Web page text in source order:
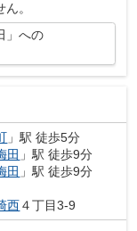
。
」への
」駅 徒歩5分
田 」駅 徒歩9分
田 」駅 徒歩9分
西４丁目3-9